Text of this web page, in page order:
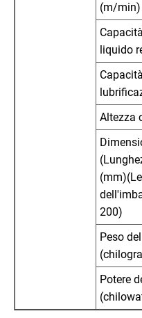
(m/min)
liquido
Altezza
200)
Peso
Potere